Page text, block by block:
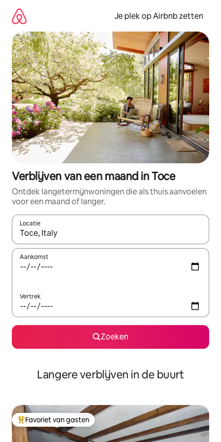
direct
naar
inhoud
Je plek op Airbnb zetten
Verblijven van een maand in Toce
Ontdek langetermijnwoningen die als thuis aanvoelen
voor een maand of langer.
Locatie
Wanneer er resultaten beschikbaar zijn, maak je een keuze
Aankomst
Vertrek
Zoeken
Langere verblijven in de buurt
Topfavoriet van gasten
Favoriet van gasten